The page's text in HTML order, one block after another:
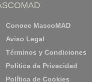
Conoce MascoMAD
Aviso Legal
Términos y Condiciones
Política de Privacidad
Política de Cookies